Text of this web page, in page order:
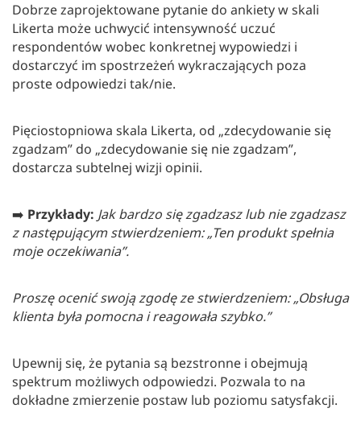
Dobrze zaprojektowane pytanie do ankiety w skali
Likerta może uchwycić intensywność uczuć
respondentów wobec konkretnej wypowiedzi i
dostarczyć im spostrzeżeń wykraczających poza
proste odpowiedzi tak/nie.
Pięciostopniowa skala Likerta, od „zdecydowanie się
zgadzam” do „zdecydowanie się nie zgadzam”,
dostarcza subtelnej wizji opinii.
➡️ Przykłady: Jak bardzo się zgadzasz lub nie zgadzasz
z następującym stwierdzeniem: „Ten produkt spełnia
moje oczekiwania”.
Proszę ocenić swoją zgodę ze stwierdzeniem: „Obsługa
klienta była pomocna i reagowała szybko.”
Upewnij się, że pytania są bezstronne i obejmują
spektrum możliwych odpowiedzi. Pozwala to na
dokładne zmierzenie postaw lub poziomu satysfakcji.